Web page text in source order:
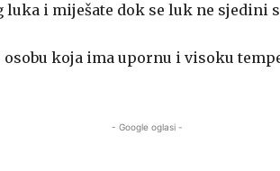
i miješate dok se luk ne sjedini
koja ima upornu i visoku
- Google oglasi -